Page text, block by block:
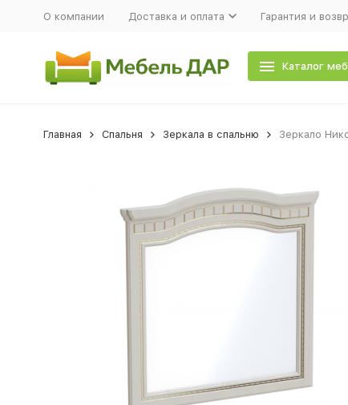
О компании Доставка и оплата Гарантия и
Каталог
Главная Спальня Зеркала в спальню Зеркало